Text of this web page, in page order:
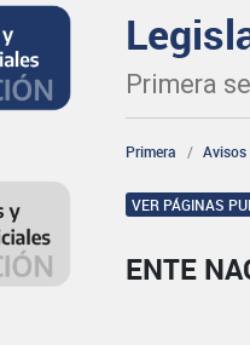
Primera
Primera Avisos
VER PÁGINAS
ENTE